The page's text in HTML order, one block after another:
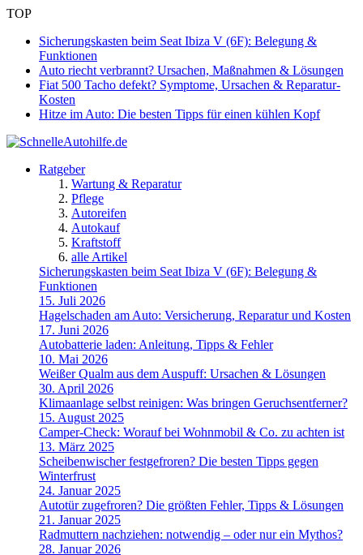
TOP
Sicherungskasten beim Seat Ibiza V (6F): Belegung &
Funktionen
Auto riecht verbrannt? Ursachen, Maßnahmen & Lösungen
Fiat 500 Tacho defekt? Symptome, Ursachen & Reparatur-
Kosten
Hitze im Auto: Die besten Tipps für einen kühlen Kopf
Ratgeber
Wartung & Reparatur
Pflege
Autoreifen
Autokauf
Kraftstoff
alle Artikel
Sicherungskasten beim Seat Ibiza V (6F): Belegung &
Funktionen
15. Juli 2026
Hagelschaden am Auto: Versicherung, Reparatur und Kosten
17. Juni 2026
Autobatterie laden: Anleitung, Tipps & Fehler
10. Mai 2026
Weißer Qualm aus dem Auspuff: Ursachen & Lösungen
30. April 2026
Klimaanlage selbst reinigen: Was bringen Geruchsentferner?
15. August 2025
Camper-Check: Worauf bei Wohnmobil & Co. zu achten ist
13. März 2025
Scheibenwischer festgefroren? Die besten Tipps gegen
Winterfrust
24. Januar 2025
Autotür zugefroren? Die größten Fehler, Tipps & Lösungen
21. Januar 2025
Radmuttern nachziehen: notwendig – oder nur ein Mythos?
28. Januar 2026